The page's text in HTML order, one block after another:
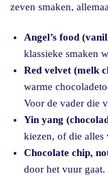
zeven smaken,
Angel’s food
klassieke smaken
Red velvet (melk
warme
Voor de vader die
Yin yang
kiezen, of die alles
Chocolate chip,
door het vuur